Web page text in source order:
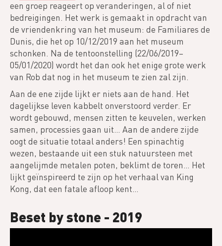
een groep reageert op veranderingen, al of niet
bedreigingen. Het werk is gemaakt in opdracht van
de vriendenkring van het museum: de Familiares de
Dunis, die het op 10/12/2019 aan het museum
schonken. Na de tentoonstelling (22/06/2019–
05/01/2020) wordt het dan ook het enige grote werk
van Rob dat nog in het museum te zien zal zijn.
Aan de ene zijde lijkt er niets aan de hand. Het
dagelijkse leven kabbelt onverstoord verder. Er
wordt gebouwd, mensen zitten te keuvelen, werken
samen, processies gaan uit… Aan de andere zijde
oogt de situatie totaal anders! Een spinachtig
wezen, bestaande uit een stuk natuursteen met
aangelijmde metalen poten, beklimt de toren… Het
lijkt geïnspireerd te zijn op het verhaal van King
Kong, dat een fatale afloop kent…
Beset by stone - 2019